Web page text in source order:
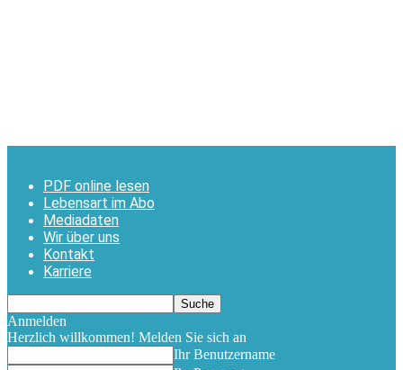
PDF online lesen
Lebensart im Abo
Mediadaten
Wir über uns
Kontakt
Karriere
Anmelden
Herzlich willkommen! Melden Sie sich an
Ihr Benutzername